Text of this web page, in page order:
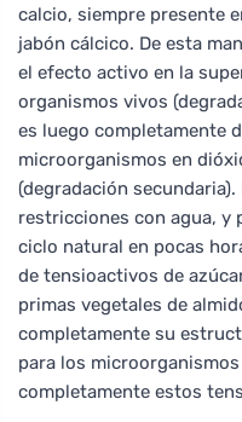
calcio, siempre presente
jabón cálcico. De esta
el efecto activo en la
organismos vivos
es luego completamente
microorganismos en
(degradación
restricciones con agua, y
ciclo natural en pocas
de tensioactivos de
primas vegetales de
completamente su
para los
completamente estos